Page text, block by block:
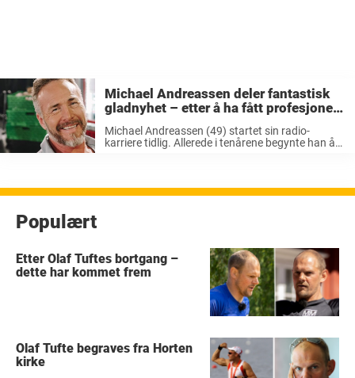
Michael Andreassen deler fantastisk
gladnyhet – etter å ha fått profesjonell
Michael Andreassen (49) startet sin radio-
karriere tidlig. Allerede i tenårene begynte han å
Populært
Etter Olaf Tuftes bortgang –
dette har kommet frem
Olaf Tufte begraves fra Horten
kirke